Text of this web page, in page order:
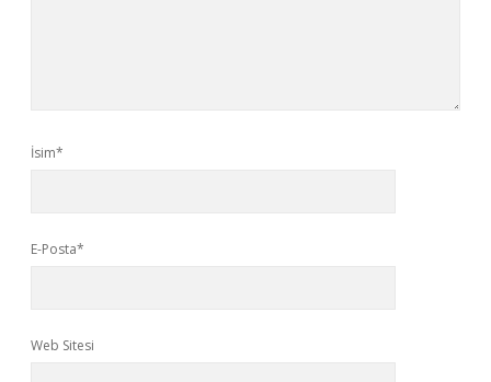
İsim*
E-Posta*
Web Sitesi